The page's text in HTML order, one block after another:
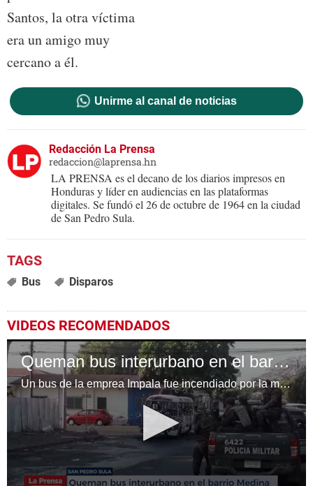
Santos, la otra víctima
era un amigo muy
cercano a él.
Unirme al canal de noticias
Redacción La Prensa
redaccion@laprensa.hn
LA PRENSA es el decano de los diarios impresos en
Honduras y líder en audiencias en las plataformas
digitales. Se fundó el 26 de octubre de 1964 en la ciudad
de San Pedro Sula.
Bus Disparos
VIDEOS RECOMENDADOS
Queman bus interurbano en el barrio Medina de San Pedro Sula
Un bus de la emprea Impala fue incendiado por la mano criminal de al menos dos sujetos en la 15 calle, 8 avenida del barrio Medina